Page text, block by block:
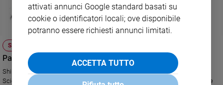
Pubblicità
Registrati
Redazione
SOCIETÀ E VALORI
Paraguay, gli indios Maskoy all'università con H&T
Shirley è la prima laureata della sua comunità indigena. Ha studiato
Scienze infermieristiche grazie ad Health & Teaching Onlus, che sostiene
attivati annunci Google standard basati su
cookie o identificatori locali; ove disponibile
potranno essere richiesti annunci limitati.
ACCETTA TUTTO